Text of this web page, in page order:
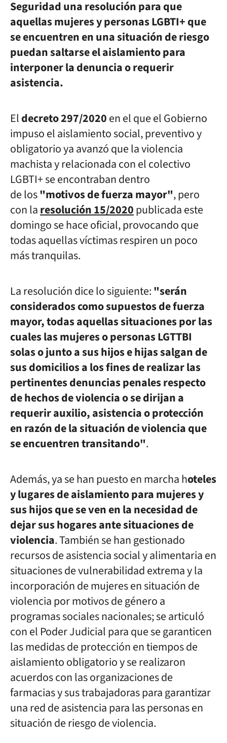
Seguridad una resolución para que
aquellas mujeres y personas LGBTI+ que
se encuentren en una situación de riesgo
puedan saltarse el aislamiento para
interponer la denuncia o requerir
asistencia.
Eldecreto 297/2020en el que el Gobierno
impuso el aislamiento social, preventivo y
obligatorio ya avanzó que la violencia
machista y relacionada con el colectivo
LGBTI+ se encontraban dentro
de los"motivos de fuerza mayor", pero
con laresolución 15/2020publicada este
domingo se hace oficial, provocando que
todas aquellas víctimas respiren un poco
más tranquilas.
La resolución dice lo siguiente:"serán
considerados como supuestos de fuerza
mayor, todas aquellas situaciones por las
cuales las mujeres o personas LGTTBI
solas o junto a sus hijos e hijas salgan de
sus domicilios a los fines de realizar las
pertinentes denuncias penales respecto
de hechos de violencia o se dirijan a
requerir auxilio, asistencia o protección
en razón de la situación de violencia que
se encuentren transitando".
Además, ya se han puesto en marcha hoteles
y lugares de aislamiento para mujeres y
sus hijos que se ven en la necesidad de
dejar sus hogares ante situaciones de
violencia. Tambiénse han gestionado
recursos de asistencia social y alimentaria en
situaciones de vulnerabilidad extrema y la
incorporación de mujeres en situación de
violencia por motivos de género a
programas sociales nacionales; se articuló
con el Poder Judicial para que se garanticen
las medidas de protección en tiempos de
aislamiento obligatorio y se realizaron
acuerdos con las organizaciones de
farmacias y sus trabajadoras para garantizar
una red de asistencia para las personas en
situación de riesgo de violencia.